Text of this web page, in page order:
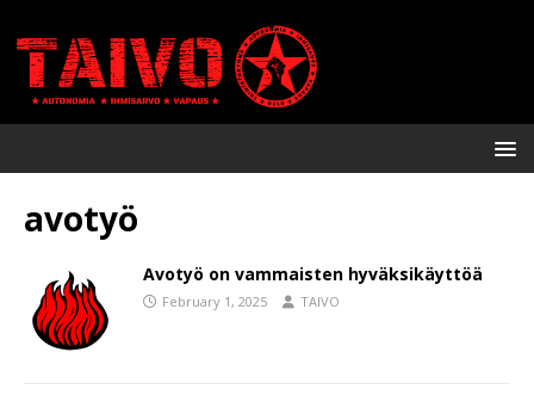
avotyö
Avotyö on vammaisten hyväksikäyttöä
February 1, 2025 TAIVO